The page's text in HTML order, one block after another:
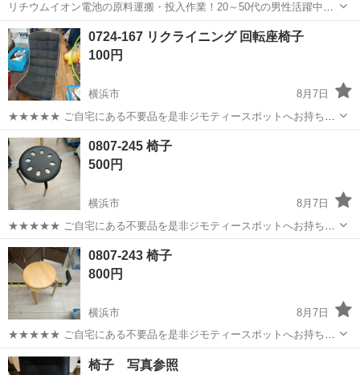
リチウムイオン電池の原料運搬・投入作業！20～50代の男性活躍中★
ワンルーム寮完備！赴任旅費会社負担！年間休日130日★フォークリフ
ト免許お持ちの方、活躍中！就業先食堂利用可★《神奈川県相模原
市》 人気の工場のお仕事 ◇電...
神奈川 相模原市 南橋本駅 その他
0724-167 リクライニング 回転座椅子
100円
横浜市
8月7日
★★★★★ ご自宅にある不要品を是非ジモティースポットへお持ち込
みしませんか？ 家電、趣味・スポーツ・レジャー用品、こども用品、
衣料服飾品、生活雑貨、家具、本、CD・DVDなどが無料でまとめて持
ち込めます！ ※詳細はこ...
神奈川 横浜市 現地
0807-245 椅子
500円
横浜市
8月7日
★★★★★ ご自宅にある不要品を是非ジモティースポットへお持ち込
みしませんか？ 家電、趣味・スポーツ・レジャー用品、こども用品、
衣料服飾品、生活雑貨、家具、本、CD・DVDなどが無料でまとめて持
ち込めます！ ※詳細はこ...
神奈川 横浜市 現地
0807-243 椅子
800円
横浜市
8月7日
★★★★★ ご自宅にある不要品を是非ジモティースポットへお持ち込
みしませんか？ 家電、趣味・スポーツ・レジャー用品、こども用品、
衣料服飾品、生活雑貨、家具、本、CD・DVDなどが無料でまとめて持
神奈川 横浜市 椅子 現地
椅子 写真参照